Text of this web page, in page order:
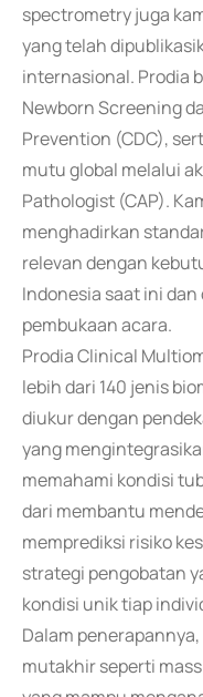
spectrometry juga
yang telah
internasional. Prodia
Newborn Screening
Prevention (CDC),
mutu global melalui
Pathologist (CAP).
menghadirkan
relevan dengan
Indonesia saat ini
pembukaan acara.
Prodia Clinical
lebih dari 140 jenis
diukur dengan
yang
memahami kondisi
dari membantu
memprediksi risiko
strategi pengobatan
kondisi unik tiap
Dalam
mutakhir seperti